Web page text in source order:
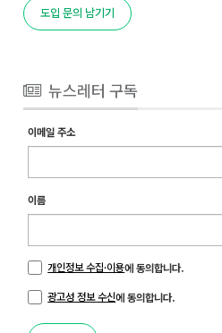
도입 문의 남기기
뉴스레터 구독
이메일 주소
이름
개인정보 수집·이용에 동의합니다.
광고성 정보 수신에 동의합니다.